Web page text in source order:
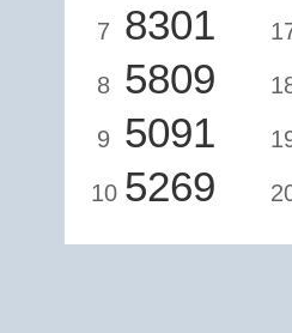
7 8301
8 5809
9 5091
10 5269